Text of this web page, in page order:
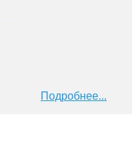
Подробнее...